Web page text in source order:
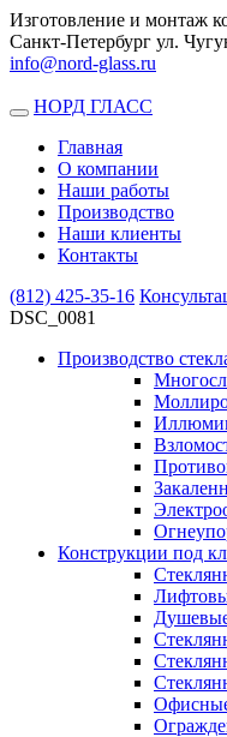
Изготовление и монтаж
Санкт-Петербург ул.
info@nord-glass.ru
Toggle
navigation
НОРД ГЛАСС
Главная
О компании
Наши работы
Производство
Наши клиенты
Контакты
(812) 425-35-16
DSC_0081
Производство
Конструкции под